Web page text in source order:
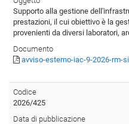
Supporto alla gestione
prestazioni, il cui obiettivo è la
provenienti da diversi laboratori,
Documento
avviso-esterno-iac-9-2026-rm-
Codice
2026/425
Data di pubblicazione